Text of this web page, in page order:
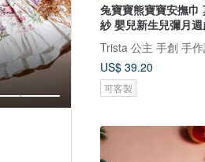
兔寶寶熊寶寶安撫巾 莫蘭迪恐龍二重
紗 嬰兒新生兒彌月
Trista 公主 手創 手
US$ 39.20
可客製